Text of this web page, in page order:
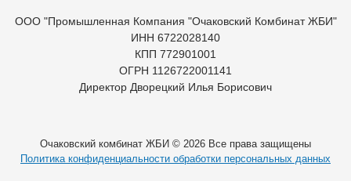
ООО "Промышленная Компания "Очаковский Комбинат ЖБИ"
ИНН 6722028140
КПП 772901001
ОГРН 1126722001141
Директор Дворецкий Илья Борисович
Очаковский комбинат ЖБИ © 2026 Все права защищены
Политика конфиденциальности обработки персональных данных